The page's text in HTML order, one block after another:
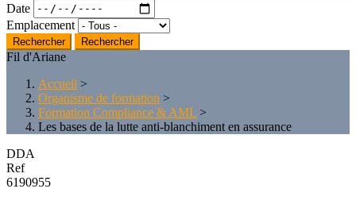
Date
Emplacement
Rechercher
Fil d'Ariane
Accueil >
Organisme de formation >
Formation Compliance & AML >
Les bases de la lutte anti-blanchiment en assurance
DDA
Ref
6190955